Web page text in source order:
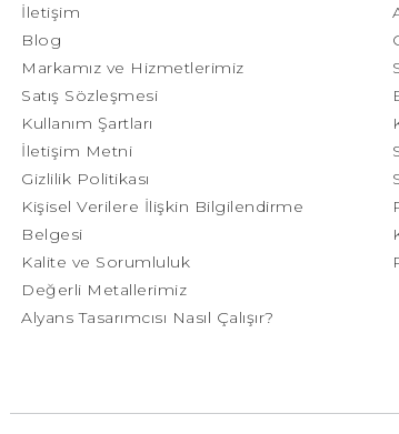
İletişim
Blog
Markamız ve Hizmetlerimiz
Satış Sözleşmesi
Kullanım Şartları
İletişim Metni
Gizlilik Politikası
Kişisel Verilere İlişkin Bilgilendirme
Belgesi
Kalite ve Sorumluluk
Değerli Metallerimiz
Alyans Tasarımcısı Nasıl Çalışır?